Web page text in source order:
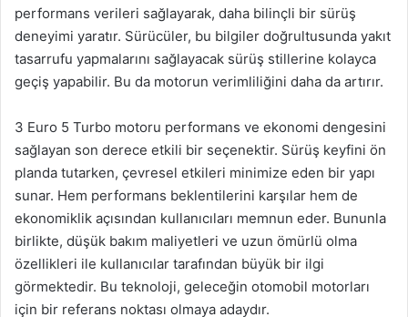
performans verileri sağlayarak, daha bilinçli bir sürüş
deneyimi yaratır. Sürücüler, bu bilgiler doğrultusunda yakıt
tasarrufu yapmalarını sağlayacak sürüş stillerine kolayca
geçiş yapabilir. Bu da motorun verimliliğini daha da artırır.
3 Euro 5 Turbo motoru performans ve ekonomi dengesini
sağlayan son derece etkili bir seçenektir. Sürüş keyfini ön
planda tutarken, çevresel etkileri minimize eden bir yapı
sunar. Hem performans beklentilerini karşılar hem de
ekonomiklik açısından kullanıcıları memnun eder. Bununla
birlikte, düşük bakım maliyetleri ve uzun ömürlü olma
özellikleri ile kullanıcılar tarafından büyük bir ilgi
görmektedir. Bu teknoloji, geleceğin otomobil motorları
için bir referans noktası olmaya adaydır.